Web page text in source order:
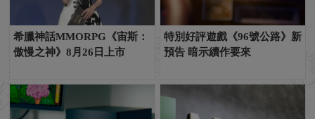
希臘神話MMORPG《宙斯：
傲慢之神》8月26日上市
特別好評遊戲《96號公路》新
預告 暗示續作要來